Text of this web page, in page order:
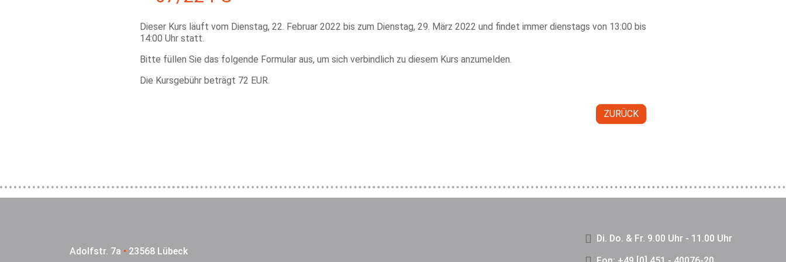
Dieser Kurs läuft vom Dienstag, 22. Februar 2022 bis zum Dienstag, 29. März 2022 und findet immer dienstags von 13:00 bis
14:00 Uhr statt.
Bitte füllen Sie das folgende Formular aus, um sich verbindlich zu diesem Kurs anzumelden.
Die Kursgebühr beträgt 72 EUR.
ZURÜCK
Adolfstr. 7a • 23568 Lübeck
Di. Do. & Fr. 9.00 Uhr - 11.00 Uhr